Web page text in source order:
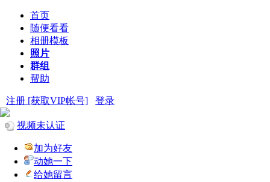
首页
随便看看
相册模板
照片
群组
帮助
注册 [获取VIP帐号] 登录
视频未认证
加为好友
动她一下
给她留言